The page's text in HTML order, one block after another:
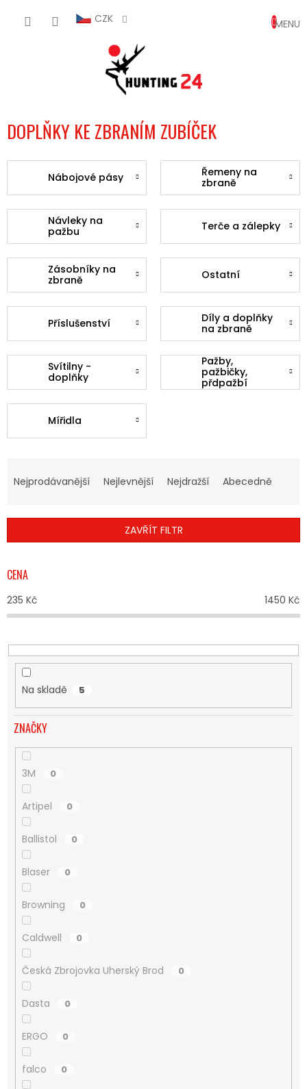
CZK
KOŠÍK
DOPLŇKY KE ZBRANÍM ZUBÍČEK
Nábojové pásy
Řemeny na
zbraně
Návleky na
pažbu
Terče a zálepky
Zásobníky na
zbraně
Ostatní
Příslušenství
Díly a doplňky
na zbraně
Svítilny -
doplňky
Pažby,
pažbičky,
přdpažbí
Mířidla
N
Í
R
O
D
U
T
Ů
Nejprodávanější Nejlevnější Nejdražší Abecedně
ZAVŘÍT FILTR
CENA
235 Kč 1450 Kč
Na skladě 5
ZNAČKY
3M 0
Artipel 0
Ballistol 0
Blaser 0
Browning 0
Caldwell 0
Česká Zbrojovka Uherský Brod 0
Dasta 0
ERGO 0
falco 0